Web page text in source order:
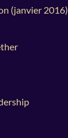
(janvier 2016)